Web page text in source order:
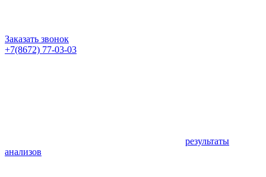
Заказать звонок
+7(8672) 77-03-03
результаты
анализов